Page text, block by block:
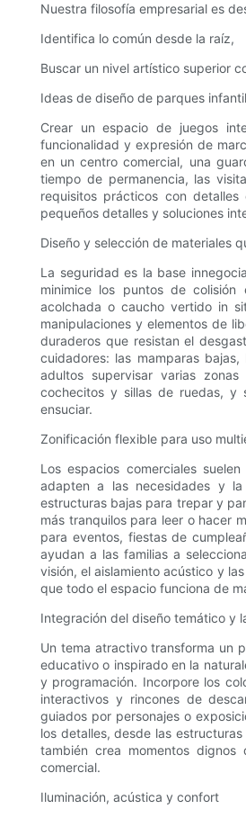
Nuestra filosofía empresarial es
Identifica lo común desde la raíz,
Buscar un nivel artístico superior
Ideas de diseño de parques
Crear un espacio de juegos
funcionalidad y expresión de
en un centro comercial, una
tiempo de permanencia, las
requisitos prácticos con
pequeños detalles y soluciones
Diseño y selección de materiales
La seguridad es la base
minimice los puntos de colisión
acolchada o caucho vertido in
manipulaciones y elementos de
duraderos que resistan el
cuidadores: las mamparas
adultos supervisar varias
cochecitos y sillas de ruedas, y
ensuciar.
Zonificación flexible para uso
Los espacios comerciales
adapten a las necesidades y
estructuras bajas para trepar y
más tranquilos para leer o hacer
para eventos, fiestas de
ayudan a las familias a
visión, el aislamiento acústico y
que todo el espacio funciona de
Integración del diseño temático y
Un tema atractivo transforma un
educativo o inspirado en la
y programación. Incorpore los
interactivos y rincones de
guiados por personajes o
los detalles, desde las
también crea momentos
comercial.
Iluminación, acústica y confort